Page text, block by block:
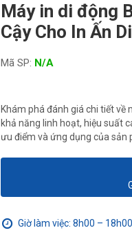
Máy in di động
Cậy Cho In Ấn
Mã SP: N/A
Khám phá đánh giá chi tiết về
khả năng linh hoạt, hiệu suất
ưu điểm và ứng dụng của sản
Giờ làm việc: 8h00 –